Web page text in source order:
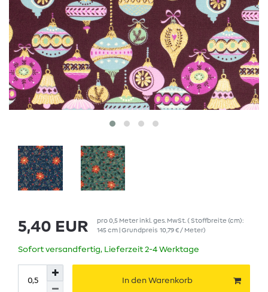
5,40 EUR pro0,5 Meterinkl. ges. MwSt. ( Stoffbreite (cm):
145 cm | Grundpreis 10,79 € / Meter)
Sofort versandfertig, Lieferzeit 2-4 Werktage
In den Warenkorb